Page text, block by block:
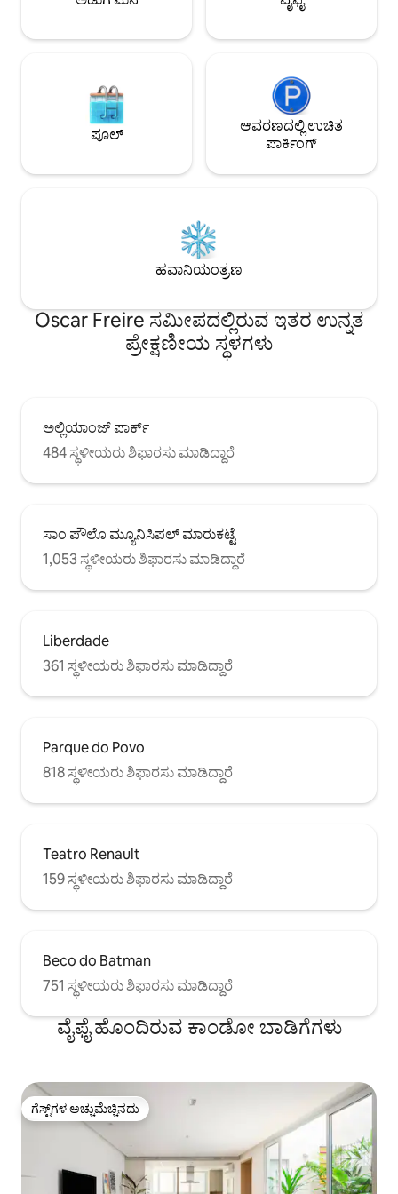
ಸ್ಥಳಗಳೊಂದಿಗೆ ಪಾರ್ಕಿಂಗ್, ಈಜುಕೊಳ.
ಪೂಲ್
ಆವರಣದಲ್ಲಿ ಉಚಿತ
ಪಾರ್ಕಿಂಗ್
ಹವಾನಿಯಂತ್ರಣ
Oscar Freire ಸಮೀಪದಲ್ಲಿರುವ ಇತರ ಉನ್ನತ
ಪ್ರೇಕ್ಷಣೀಯ ಸ್ಥಳಗಳು
ಅಲ್ಲಿಯಾಂಜ್ ಪಾರ್ಕ್
484 ಸ್ಥಳೀಯರು ಶಿಫಾರಸು ಮಾಡಿದ್ದಾರೆ
ಸಾಂ ಪೌಲೊ ಮ್ಯೂನಿಸಿಪಲ್ ಮಾರುಕಟ್ಟೆ
1,053 ಸ್ಥಳೀಯರು ಶಿಫಾರಸು ಮಾಡಿದ್ದಾರೆ
Liberdade
361 ಸ್ಥಳೀಯರು ಶಿಫಾರಸು ಮಾಡಿದ್ದಾರೆ
Parque do Povo
818 ಸ್ಥಳೀಯರು ಶಿಫಾರಸು ಮಾಡಿದ್ದಾರೆ
Teatro Renault
159 ಸ್ಥಳೀಯರು ಶಿಫಾರಸು ಮಾಡಿದ್ದಾರೆ
Beco do Batman
751 ಸ್ಥಳೀಯರು ಶಿಫಾರಸು ಮಾಡಿದ್ದಾರೆ
ವೈಫೈ ಹೊಂದಿರುವ ಕಾಂಡೋ ಬಾಡಿಗೆಗಳು
ಗೆಸ್ಟ್‌ಗಳ ಅಚ್ಚುಮೆಚ್ಚಿನದು
ಗೆಸ್ಟ್‌ಗಳ ಅಚ್ಚುಮೆಚ್ಚಿನದು